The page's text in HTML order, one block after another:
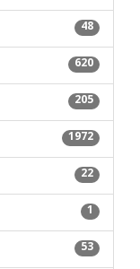
48
620
205
1972
22
1
53